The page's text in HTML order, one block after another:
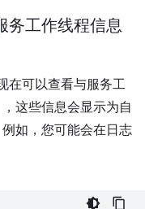
务工作线程信息
在可以查看与服务工
这些信息会显示为自
如，您可能会在日志